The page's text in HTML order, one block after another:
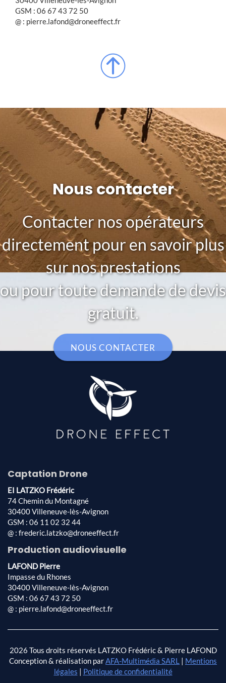
GSM : 06 67 43 72 50
@ : pierre.lafond@droneeffect.fr
Nous contacter
Contacter nos opérateurs
directement pour en savoir plus
sur nos prestations
ou pour toute demande de devis
gratuit.
NOUS CONTACTER
Captation Drone
EI LATZKO Frédéric
74 Chemin du Montagné
30400 Villeneuve-lès-Avignon
GSM : 06 11 02 32 44
@ : frederic.latzko@droneeffect.fr
Production audiovisuelle
LAFOND Pierre
Impasse du Rhones
30400 Villeneuve-lès-Avignon
GSM : 06 67 43 72 50
@ : pierre.lafond@droneeffect.fr
2026 Tous droits réservés LATZKO Frédéric & Pierre LAFOND
Conception & réalisation parAFA-Multimédia SARL | Mentions
légales | Politique de confidentialité